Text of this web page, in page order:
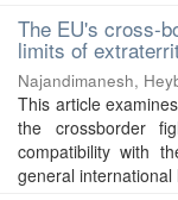
The EU's cross-
limits of
Najandimanesh,
This article
the crossborder
compatibility with
general international